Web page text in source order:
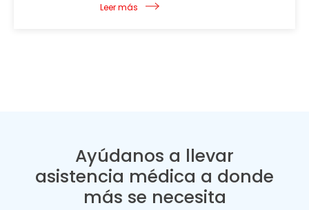
Leer más
Ayúdanos a llevar
asistencia médica a donde
más se necesita